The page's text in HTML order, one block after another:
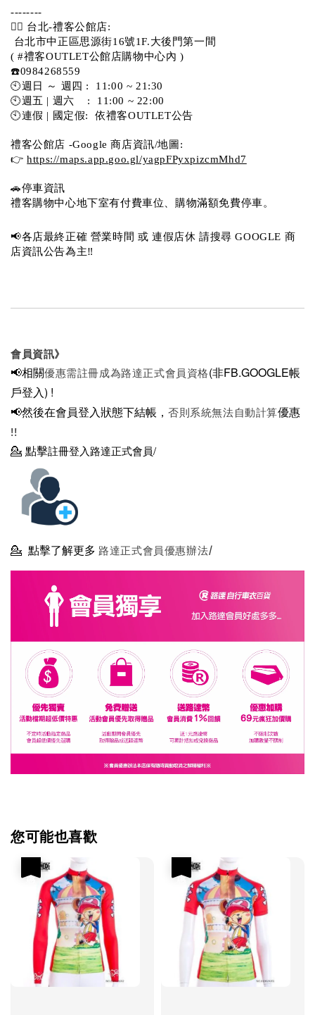
--------
💁‍♀️ 台北-禮客公館店:
台北市中正區思源街16號1F.大後門第一間
( #禮客OUTLET公館店購物中心內 )
☎️0984268559
🕙週日 ～ 週四 :  11:00 ~ 21:30
🕙週五 | 週六    :  11:00 ~ 22:00
🕙連假 | 國定假:  依禮客OUTLET公告
禮客公館店 -Google 商店資訊/地圖:
👉 https://maps.app.goo.gl/yagpFPyxpizcmMhd7
🚗停車資訊
禮客購物中心地下室有付費車位、購物滿額免費停車。
📢各店最終正確 營業時間 或 連假店休 請搜尋 GOOGLE 商
店資訊公告為主‼️
會員資訊》
📢相關優惠需註冊成為路達正式會員資格(非FB.GOOGLE帳
戶登入) !
📢然後在會員登入狀態下結帳， 否則系統無法自動計算優惠
!!
💁 點擊註冊登入路達正式會員/
💁 點擊了解更多 路達正式會員優惠辦法/
您可能也喜歡